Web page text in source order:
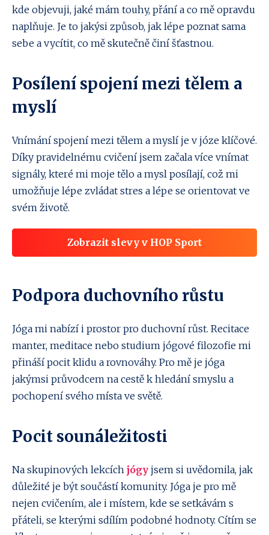
kde objevuji, jaké mám touhy, přání a co mě opravdu
naplňuje. Je to jakýsi způsob, jak lépe poznat sama
sebe a vycítit, co mě skutečně činí šťastnou.
Posílení spojení mezi tělem a
myslí
Vnímání spojení mezi tělem a myslí je v józe klíčové.
Díky pravidelnému cvičení jsem začala více vnímat
signály, které mi moje tělo a mysl posílají, což mi
umožňuje lépe zvládat stres a lépe se orientovat ve
svém životě.
Zobrazit slevy v HOP Sport
Podpora duchovního růstu
Jóga mi nabízí i prostor pro duchovní růst. Recitace
manter, meditace nebo studium jógové filozofie mi
přináší pocit klidu a rovnováhy. Pro mě je jóga
jakýmsi průvodcem na cestě k hledání smyslu a
pochopení svého místa ve světě.
Pocit sounáležitosti
Na skupinových lekcích jógy jsem si uvědomila, jak
důležité je být součástí komunity. Jóga je pro mě
nejen cvičením, ale i místem, kde se setkávám s
přáteli, se kterými sdílím podobné hodnoty. Cítím se